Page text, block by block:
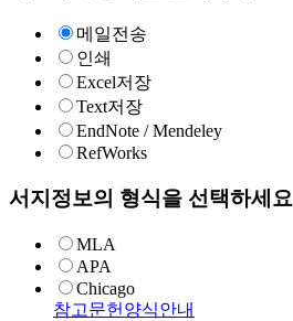
메일전송
인쇄
Excel저장
Text저장
EndNote / Mendeley
RefWorks
서지정보의 형식을 선택하세요
MLA
APA
Chicago
참고문헌양식안내